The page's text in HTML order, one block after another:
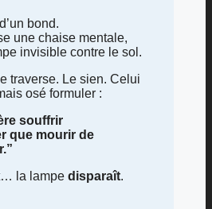
bond.
une chaise mentale,
invisible contre le sol.
traverse. Le sien. Celui
osé formuler :
souffrir
que mourir de
la lampe disparaît.